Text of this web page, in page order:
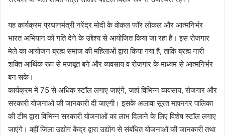
यह कार्यक्रम प्रधानमंत्री नरेंद्र मोदी के वोकल फॉर लोकल और आत्मनिर्भर
भारत अभियान को गति देने के उद्देश्य से आयोजित किया जा रहा है। इस रोजगार
मेले का आयोजन ब्रह्म समाज की महिलाओं द्वारा किया गया है, ताकि ब्रह्म नारी
शक्ति आर्थिक रूप से मजबूत बने और व्यवसाय व रोजगार के माध्यम से आत्मनिर्भर
बन सके।
कार्यक्रम में 75 से अधिक स्टॉल लगाए जाएंगे, जहां विभिन्न व्यवसाय, रोजगार और
सरकारी योजनाओं की जानकारी दी जाएगी। इसके अलावा सूरत महानगर पालिका
की टीम द्वारा विभिन्न सरकारी योजनाओं का लाभ दिलाने के लिए विशेष स्टॉल लगाए
जाएंगे। वहीं जिला उद्योग केंद्र द्वारा उद्योग से संबंधित योजनाओं की जानकारी तथा